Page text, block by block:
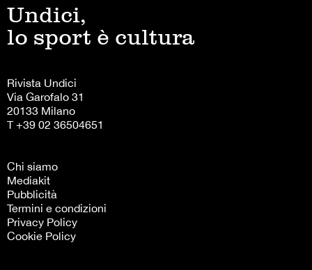
Undici,
lo sport è cultura
Rivista Undici
Via Garofalo 31
20133 Milano
T +39 02 36504651
Chi siamo
Mediakit
Pubblicità
Termini e condizioni
Privacy Policy
Cookie Policy